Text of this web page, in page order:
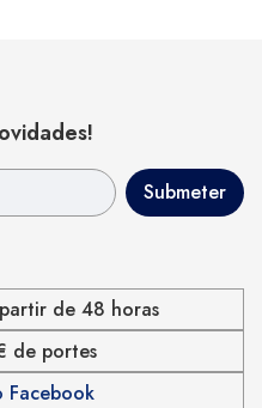
de 48 horas
de portes
Facebook